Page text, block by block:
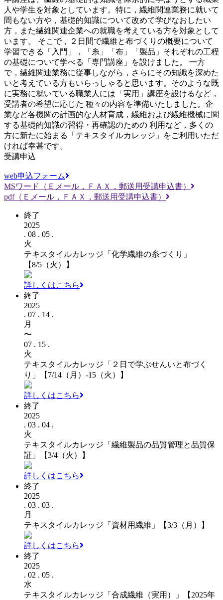
人や学生を対象としています。特に，繊維関連業務に就いて
間もない方や，基礎的知識について改めて学びなおしたい
方，また繊維関連企業への就職を考えている方を対象として
います。 そこで，２日間で繊維と布づくりの概要について
学習できる「入門」，「糸」「布」「製品」それぞれの工程
の基礎について学べる「専門講座」を設けました。 一方
で，繊維関連業務に従事しながら，さらにその知識を深めた
いと考えている方もいらっしゃると思います。そのような既
に実務に就いている職業人には「実用」講座を設けるなど，
受講者の希望に応じた 種々の内容を準備いたしました。企
業など各機関の計画的な人材育成，繊維および繊維機械に関
する基礎的知識の習得・再確認のための 利用など，多くの
方に新たに始まる「テキスタイルカレッジ」をご利用いただ
ければ幸甚です。
受講申込
web申込フォーム
MSワード（Ｅメール，ＦＡＸ，郵送用受講申込書）
pdf（Ｅメール，ＦＡＸ，郵送用受講申込書）
終了
2025
. 08 . 05 .
火
テキスタイルカレッジ「化学繊維の糸づくり」
【8/5（火）】
詳しくはこちら
終了
2025
. 07 . 14 .
月
〜
07 . 15 .
火
テキスタイルカレッジ「２日で学ぶせんいと布づく
り」【7/14（月）-15（火）】
詳しくはこちら
終了
2025
. 03 . 04 .
火
テキスタイルカレッジ「繊維製品の品質管理と品質保
証」【3/4（火）】
詳しくはこちら
終了
2025
. 03 . 03 .
月
テキスタイルカレッジ「資材用繊維」【3/3（月）】
詳しくはこちら
終了
2025
. 02 . 05 .
水
テキスタイルカレッジ「合成繊維（実用）」【2025年